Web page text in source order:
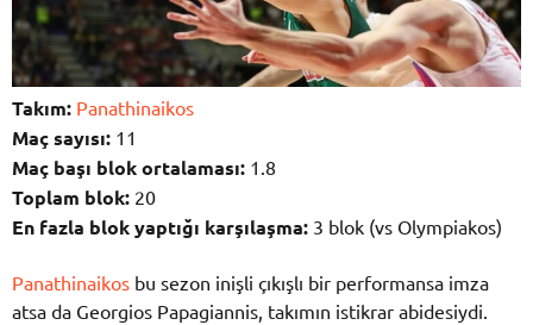
Takım: Panathinaikos
Maç sayısı: 11
Maç başı blok ortalaması: 1.8
Toplam blok: 20
En fazla blok yaptığı karşılaşma: 3 blok (vs Olympiakos)
Panathinaikos bu sezon inişli çıkışlı bir performansa imza
atsa da Georgios Papagiannis, takımın istikrar abidesiydi.